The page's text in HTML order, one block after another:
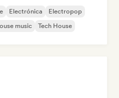
Electrónica
Electropop
music Tech House